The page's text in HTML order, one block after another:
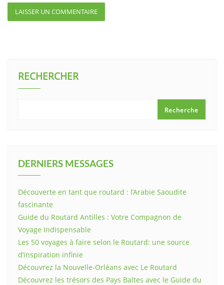
RECHERCHER
Recherche
DERNIERS MESSAGES
Découverte en tant que routard : l’Arabie Saoudite
fascinante
Guide du Routard Antilles : Votre Compagnon de
Voyage Indispensable
Les 50 voyages à faire selon le Routard: une source
d’inspiration infinie
Découvrez la Nouvelle-Orléans avec Le Routard
Découvrez les trésors des Pays Baltes avec le Guide du